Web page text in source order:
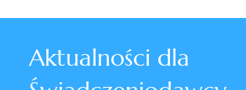
Aktualności dla